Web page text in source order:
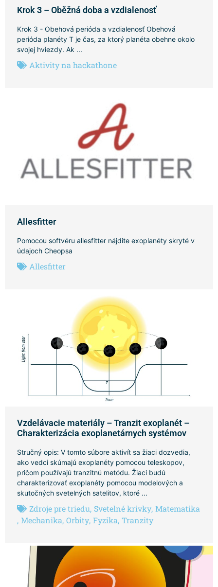
Krok 3 – Oběžná doba a vzdialenosť
Krok 3 - Obehová perióda a vzdialenosť Obehová
perióda planéty T je čas, za ktorý planéta obehne okolo
svojej hviezdy. Ak ...
Aktivity na hackathone
Allesfitter
Pomocou softvéru allesfitter nájdite exoplanéty skryté v
údajoch Cheopsa
Allesfitter
Vzdelávacie materiály – Tranzit exoplanét –
Charakterizácia exoplanetárnych systémov
Stručný opis: V tomto súbore aktivít sa žiaci dozvedia,
ako vedci skúmajú exoplanéty pomocou teleskopov,
pričom používajú tranzitnú metódu. Žiaci budú
charakterizovať exoplanéty pomocou modelových a
skutočných svetelných satelitov, ktoré ...
Zdroje pre triedu, Svetelné krivky, Matematika
, Mechanika, Orbity, Fyzika, Tranzity